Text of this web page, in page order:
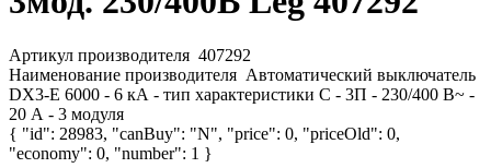
Артикул производителя 407292
Наименование производителя Автоматический выключатель
DX3-E 6000 - 6 кА - тип характеристики C - 3П - 230/400 В~ -
20 А - 3 модуля
{ "id": 28983, "canBuy": "N", "price": 0, "priceOld": 0,
"economy": 0, "number": 1 }